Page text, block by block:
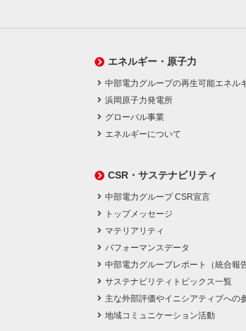
エネルギー・原子力
中部電力グループの再生可能エネル
浜岡原子力発電所
グローバル事業
エネルギーについて
CSR・サステナビリティ
中部電力グループ CSR宣言
トップメッセージ
マテリアリティ
パフォーマンスデータ
中部電力グループレポート（統合報
サステナビリティトピックス一覧
主な外部評価やイニシアティブへの
地域コミュニケーション活動